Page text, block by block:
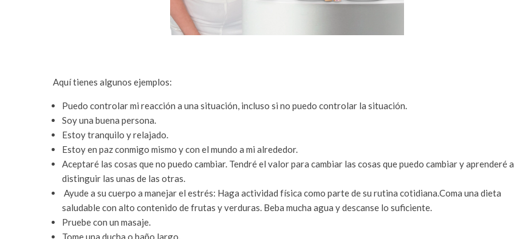
Aquí tienes algunos ejemplos:
Puedo controlar mi reacción a una situación, incluso si no puedo controlar la situación.
Soy una buena persona.
Estoy tranquilo y relajado.
Estoy en paz conmigo mismo y con el mundo a mi alrededor.
Aceptaré las cosas que no puedo cambiar. Tendré el valor para cambiar las cosas que puedo cambiar y aprenderé a
distinguir las unas de las otras.
Ayude a su cuerpo a manejar el estrés: Haga actividad física como parte de su rutina cotidiana.Coma una dieta
saludable con alto contenido de frutas y verduras. Beba mucha agua y descanse lo suficiente.
Pruebe con un masaje.
Tome una ducha o baño largo.